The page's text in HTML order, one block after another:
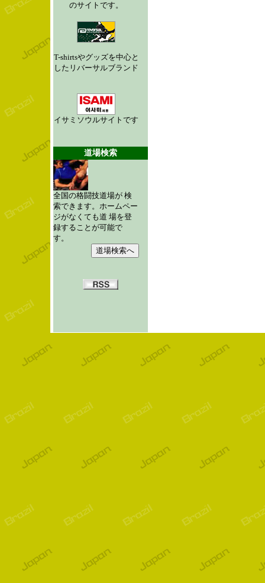
のサイトです。
T-shirtsやグッズを中心と
したリバーサルブランド
イサミソウルサイトです
道場検索
全国の格闘技道場が 検
索できます。ホームペー
ジがなくても道 場を登
録することが可能で
す。